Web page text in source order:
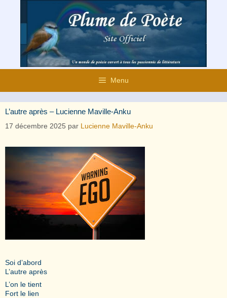
contenu
Menu
L’autre après – Lucienne Maville-Anku
17 décembre 2025 par Lucienne Maville-Anku
Soi d’abord
L’autre après
L’on le tient
Fort le lien